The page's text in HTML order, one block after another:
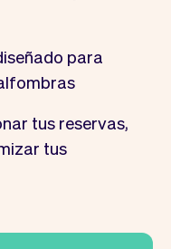
para
tus reservas,
tus